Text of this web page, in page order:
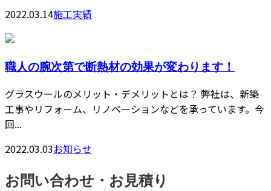
2022.03.14施工実績
職人の腕次第で断熱材の効果が変わります！
グラスウールのメリット・デメリットとは？ 弊社は、新築
工事やリフォーム、リノベーションなどを承っています。今
回...
2022.03.03お知らせ
お問い合わせ・お見積り